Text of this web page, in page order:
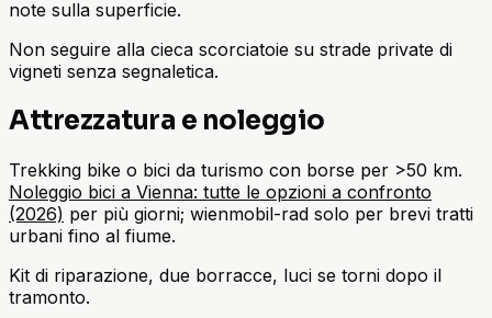
note sulla superficie.
Non seguire alla cieca scorciatoie su strade private di
vigneti senza segnaletica.
Attrezzatura e noleggio
Trekking bike o bici da turismo con borse per >50 km.
Noleggio bici a Vienna: tutte le opzioni a confronto
(2026) per più giorni; wienmobil-rad solo per brevi tratti
urbani fino al fiume.
Kit di riparazione, due borracce, luci se torni dopo il
tramonto.